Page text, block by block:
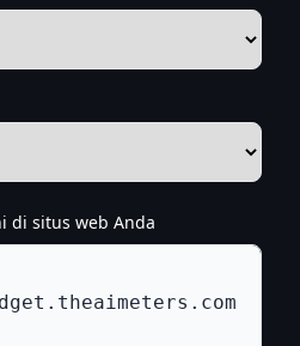
di situs web Anda